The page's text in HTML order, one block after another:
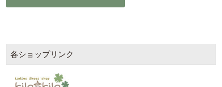
各ショップリンク